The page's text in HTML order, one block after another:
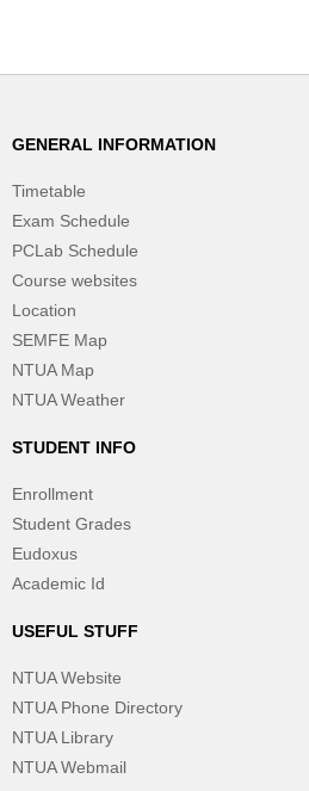
GENERAL INFORMATION
Timetable
Exam Schedule
PCLab Schedule
Course websites
Location
SEMFE Map
NTUA Map
NTUA Weather
STUDENT INFO
Enrollment
Student Grades
Eudoxus
Academic Id
USEFUL STUFF
NTUA Website
NTUA Phone Directory
NTUA Library
NTUA Webmail